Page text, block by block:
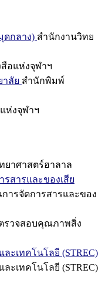
ดกลาง) สำนักงานวิทย
อแห่งจุฬาฯ
ลัย สำนักพิมพ์
ห่งจุฬาฯ
ยาศาสตร์ฮาลาล
สารและของเสีย
ารจัดการสารและของ
รวจสอบคุณภาพสิ่ง
ะเทคโนโลยี (STREC)
ะเทคโนโลยี (STREC)